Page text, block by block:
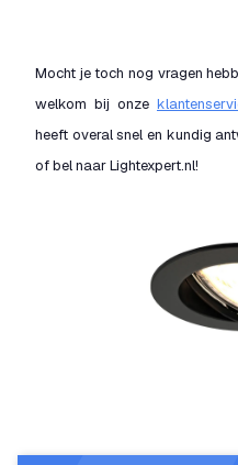
Mocht je toch nog vragen
welkom bij onze
heeft overal snel en kundig
of bel naar Lightexpert.nl!